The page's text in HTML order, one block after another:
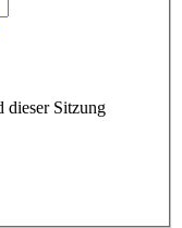
dieser Sitzung